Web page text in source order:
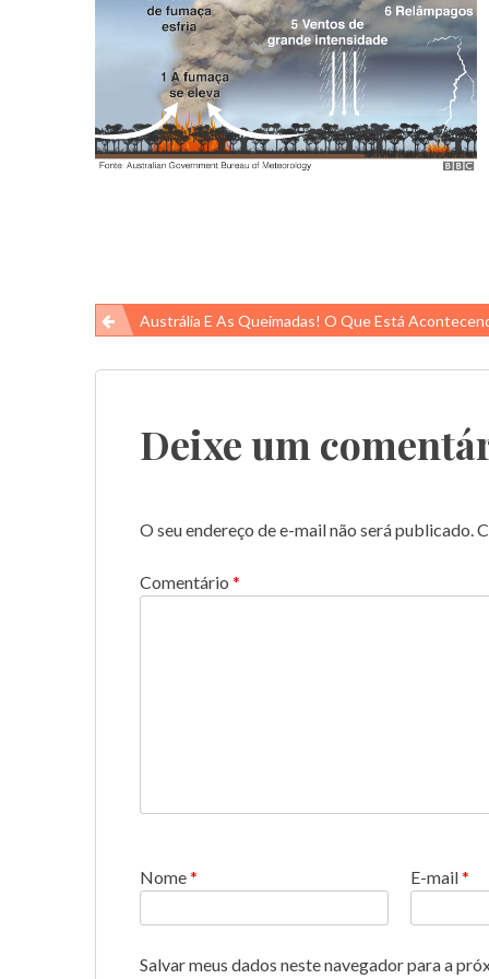
Navegação
de
Austrália E As Queimadas! O Que Está
Deixe um
O seu endereço de e-mail não será publicado.
Comentário *
Nome* E-mail*
Salvar meus dados neste navegador para a